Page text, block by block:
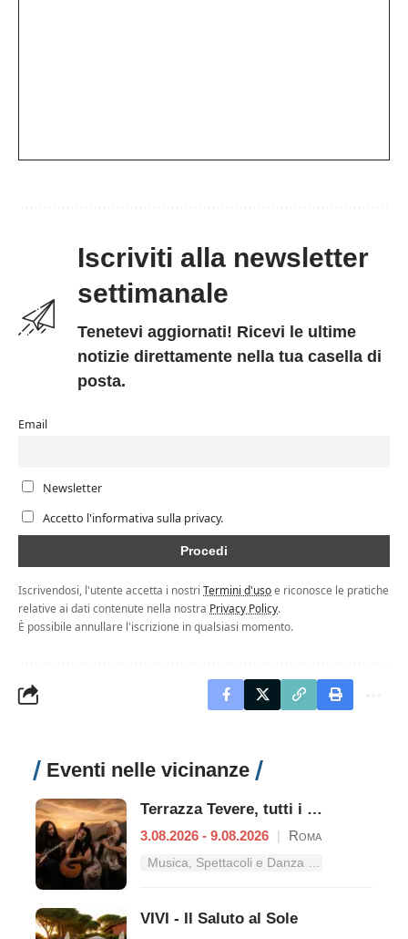
Iscriviti alla newsletter
settimanale
Tenetevi aggiornati! Ricevi le ultime
notizie direttamente nella tua casella di
posta.
Email
Newsletter
Accetto l'informativa sulla privacy.
Iscrivendosi, l'utente accetta i nostri Termini d'usoe riconosce le pratiche
relative ai dati contenute nella nostra Privacy Policy.
È possibile annullare l'iscrizione in qualsiasi momento.
Eventi nelle vicinanze
Terrazza Tevere, tutti i concerti dal 3 al 9 agosto
3.08.2026 - 9.08.2026 | Roma
Musica, Spettacoli e Danza nel Lazio
VIVI - Il Saluto al Sole